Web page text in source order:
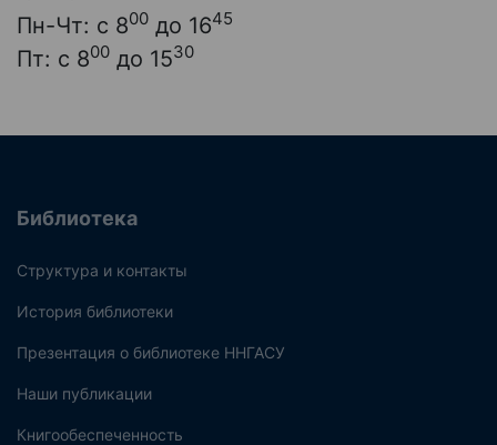
Пн-Чт: с 800 до 1645
Пт: с 800 до 1530
Библиотека
Структура и контакты
История библиотеки
Презентация о библиотеке ННГАСУ
Наши публикации
Книгообеспеченность